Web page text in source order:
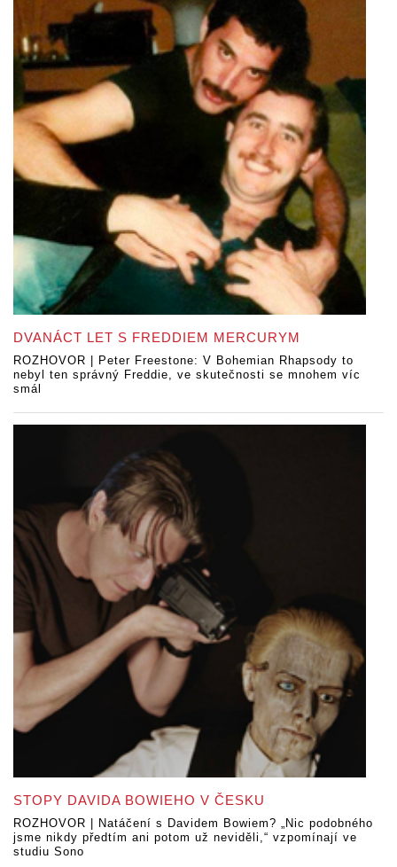
DVANÁCT LET S FREDDIEM MERCURYM
ROZHOVOR | Peter Freestone: V Bohemian Rhapsody to
nebyl ten správný Freddie, ve skutečnosti se mnohem víc
smál
STOPY DAVIDA BOWIEHO V ČESKU
ROZHOVOR | Natáčení s Davidem Bowiem? „Nic podobného
jsme nikdy předtím ani potom už neviděli,“ vzpomínají ve
studiu Sono